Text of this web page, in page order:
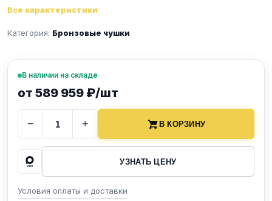
Все характеристики
Категория: Бронзовые чушки
В наличии на складе
от 589 959 ₽/шт
− + В КОРЗИНУ
УЗНАТЬ ЦЕНУ
Условия оплаты и доставки